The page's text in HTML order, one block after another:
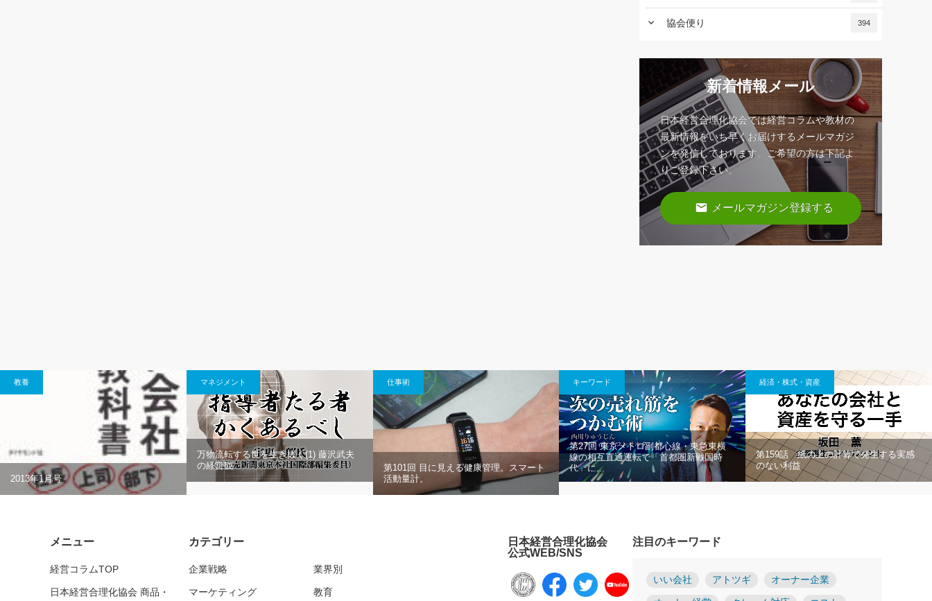
keyboard_arrow_down 協会便り 394
新着情報メール
日本経営合理化協会では経営コラムや教材の
最新情報をいち早くお届けするメールマガジ
ンを発信しております。ご希望の方は下記よ
りご登録下さい。
email メールマガジン登録する
教養
2013年1月号
マネジメント
万物流転する世を生き抜く(1) 藤沢武夫
の経営観
仕事術
第101回 目に見える健康管理。スマート
活動量計。
キーワード
第27回 東京メトロ副都心線・東急東横
線の相互直通運転で「首都圏新戦国時
代」に...
経済・株式・資産
第159話 紙の上の計算で発生する実感
のない利益
注目のキーワード
いい会社 アトツギ オーナー企業
日本経営合理化協会
公式WEB/SNS
メニュー
経営コラムTOP
日本経営合理化協会 商品・
カテゴリー
企業戦略
マーケティング
業界別
教育